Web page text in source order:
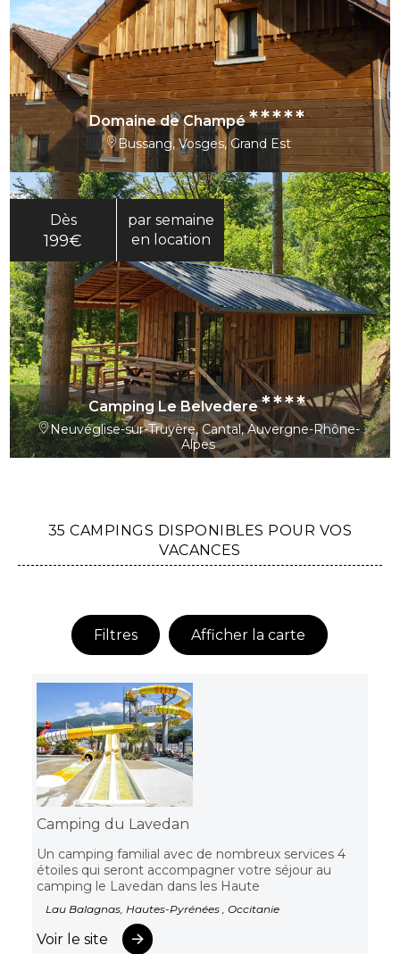
Domaine de Champé*****
Bussang, Vosges, Grand Est
Dès
199€
par semaine
en location
Camping Le Belvedere****
Neuvéglise-sur-Truyère, Cantal, Auvergne-Rhône-
Alpes
35 CAMPINGS DISPONIBLES POUR VOS
VACANCES
Filtres Afficher la carte
Camping du Lavedan
Un camping familial avec de nombreux services 4
étoiles qui seront accompagner votre séjour au
camping le Lavedan dans les Haute
Lau Balagnas, Hautes-Pyrénées , Occitanie
Voir le site